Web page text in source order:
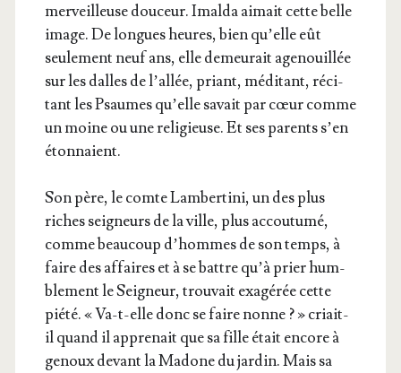
mer­veilleuse dou­ceur. Imal­da aimait cette belle
image. De longues heures, bien qu’elle eût
seule­ment neuf ans, elle demeu­rait age­nouillée
sur les dalles de l’al­lée, priant, médi­tant, réci­
tant les Psaumes qu’elle savait par cœur comme
un moine ou une reli­gieuse. Et ses parents s’en
étonnaient.
Son père, le comte Lam­ber­ti­ni, un des plus
riches sei­gneurs de la ville, plus accou­tu­mé,
comme beau­coup d’hommes de son temps, à
faire des affaires et à se battre qu’à prier hum­
ble­ment le Sei­gneur, trou­vait exa­gé­rée cette
pié­té. « Va-t-elle donc se faire nonne ? » criait-
il quand il appre­nait que sa fille était encore à
genoux devant la Madone du jar­din. Mais sa